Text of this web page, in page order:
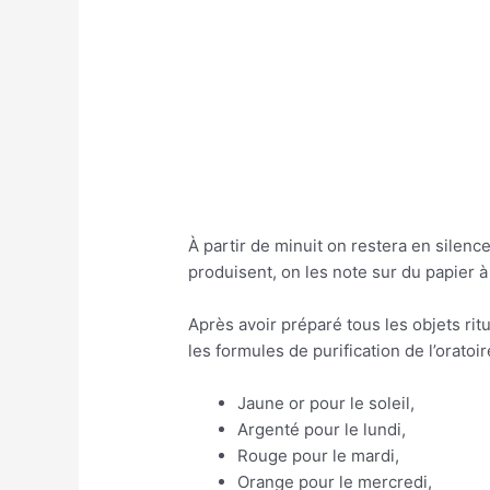
À partir de minuit on restera en
produisent, on les note sur du papier à
Après avoir préparé tous les objets
les formules de purification de
Jaune or pour le soleil,
Argenté pour le lundi,
Rouge pour le mardi,
Orange pour le mercredi,